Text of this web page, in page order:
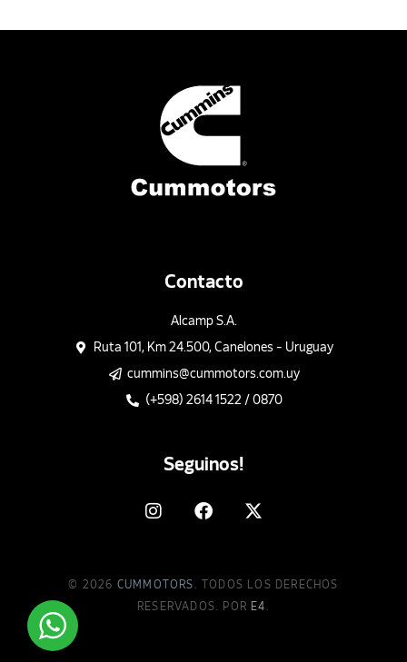
Contacto
Alcamp S.A.
Ruta 101, Km 24.500, Canelones - Uruguay
cummins@cummotors.com.uy
(+598) 2614 1522 / 0870
Seguinos!
© 2026 CUMMOTORS . TODOS LOS DERECHOS
RESERVADOS. POR E4 .